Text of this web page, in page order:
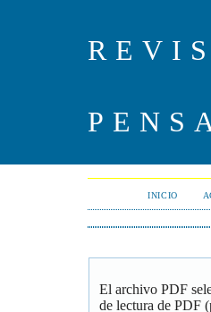
INICIO
El archivo PDF
de lectura de PDF